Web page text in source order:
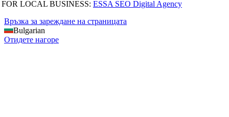
FOR LOCAL BUSINESS: ESSA SEO Digital Agency
Връзка за зареждане на страницата
Bulgarian
Отидете нагоре